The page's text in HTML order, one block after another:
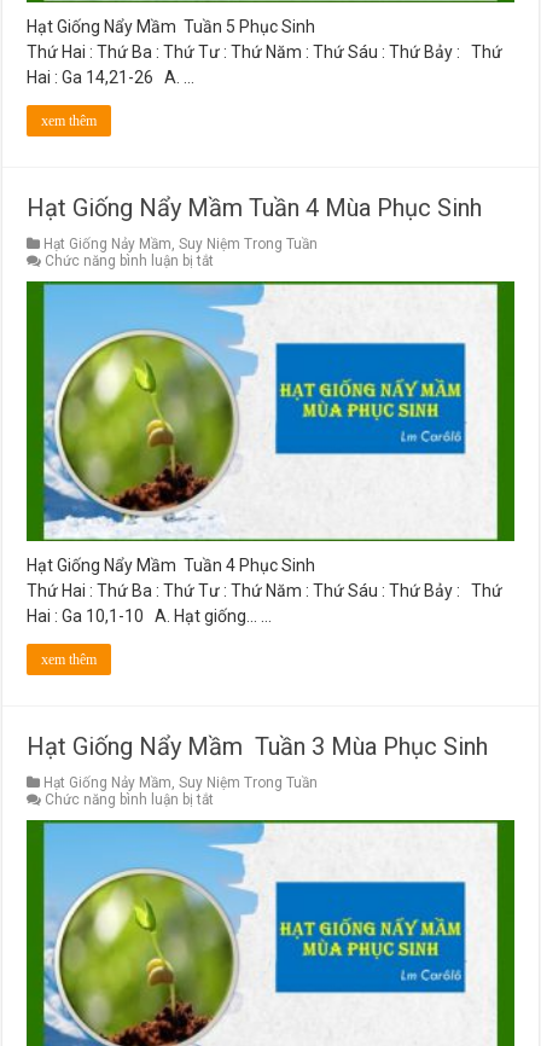
Hạt Giống Nẩy Mầm Tuần 5 Phục Sinh
Thứ Hai : Thứ Ba : Thứ Tư : Thứ Năm : Thứ Sáu : Thứ Bảy : Thứ
Hai : Ga 14,21-26 A. …
xem thêm
Hạt Giống Nẩy Mầm Tuần 4 Mùa Phục Sinh
Hạt Giống Nảy Mầm,Suy Niệm Trong Tuần
Chức năng bình luận bị tắt
Giống
Nẩy
Mầm
Tuần
4
Mùa
Phục
Sinh
Hạt Giống Nẩy Mầm Tuần 4 Phục Sinh
Thứ Hai : Thứ Ba : Thứ Tư : Thứ Năm : Thứ Sáu : Thứ Bảy : Thứ
Hai : Ga 10,1-10 A. Hạt giống… …
xem thêm
Hạt Giống Nẩy Mầm Tuần 3 Mùa Phục Sinh
Hạt Giống Nảy Mầm,Suy Niệm Trong Tuần
Chức năng bình luận bị tắt
Giống
Nẩy
Mầm
Tuần
3
Mùa
Phục
Sinh